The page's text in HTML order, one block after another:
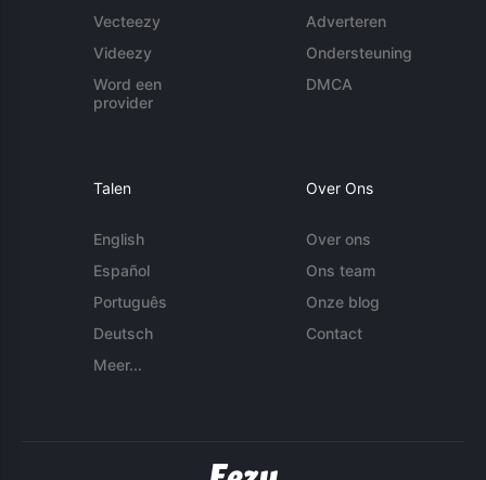
Vecteezy
Videezy
Word een
provider
Adverteren
Ondersteuning
DMCA
Talen
English
Español
Português
Deutsch
Meer...
Over Ons
Over ons
Ons team
Onze blog
Contact